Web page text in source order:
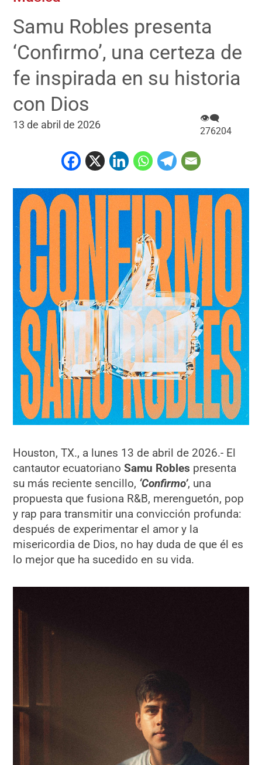
Samu Robles presenta
‘Confirmo’, una certeza de
fe inspirada en su historia
con Dios
13 de abril de 2026
👁‍🗨
276204
Houston, TX., a lunes 13 de abril de 2026.- El
cantautor ecuatorianoSamu Robles presenta
su más reciente sencillo, ‘Confirmo’, una
propuesta que fusiona R&B, merenguetón, pop
y rap para transmitir una convicción profunda:
después de experimentar el amor y la
misericordia de Dios, no hay duda de que él es
lo mejor que ha sucedido en su vida.